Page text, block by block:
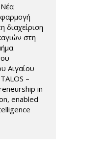
Νέα
διαχείριση
στη
Αιγαίου
TALOS –
in
enabled